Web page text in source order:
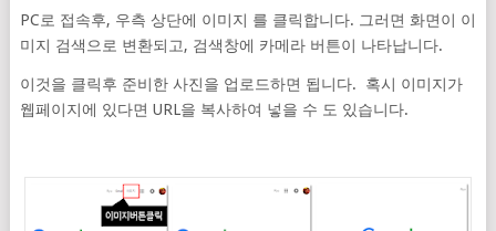
PC로 접속후, 우측 상단에 이미지 를 클릭합니다. 그러면 화면이 이
미지 검색으로 변환되고, 검색창에 카메라 버튼이 나타납니다.
이것을 클릭후 준비한 사진을 업로드하면 됩니다. 혹시 이미지가
웹페이지에 있다면 URL을 복사하여 넣을 수 도 있습니다.